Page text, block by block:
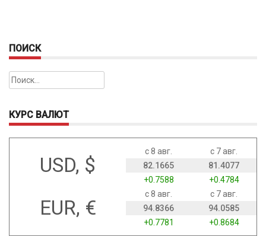
ПОИСК
Найти:
КУРС ВАЛЮТ
USD, $
с 8 авг.
с 7 авг.
82.1665
81.4077
+0.7588
+0.4784
EUR, €
с 8 авг.
с 7 авг.
94.8366
94.0585
+0.7781
+0.8684